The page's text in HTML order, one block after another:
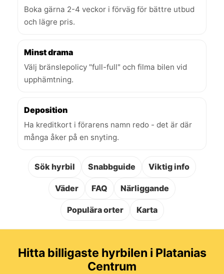
Boka gärna 2-4 veckor i förväg för bättre utbud
och lägre pris.
Minst drama
Välj bränslepolicy "full-full" och filma bilen vid
upphämtning.
Deposition
Ha kreditkort i förarens namn redo - det är där
många åker på en snyting.
Sök hyrbil Snabbguide Viktig info
Väder FAQ Närliggande
Populära orter Karta
Hitta billigaste hyrbilen i Platanias
Centrum